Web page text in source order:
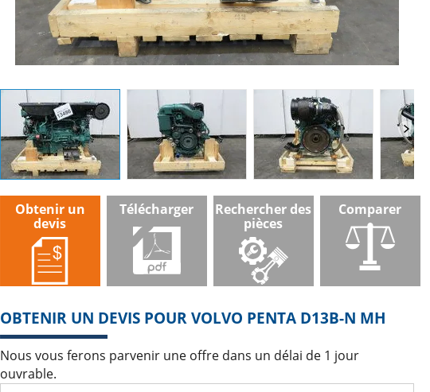
Obtenir un
devis
Télécharger
Rechercher des
pièces
Comparer
OBTENIR UN DEVIS POUR VOLVO PENTA D13B-N MH
Nous vous ferons parvenir une offre dans un délai de 1 jour
ouvrable.